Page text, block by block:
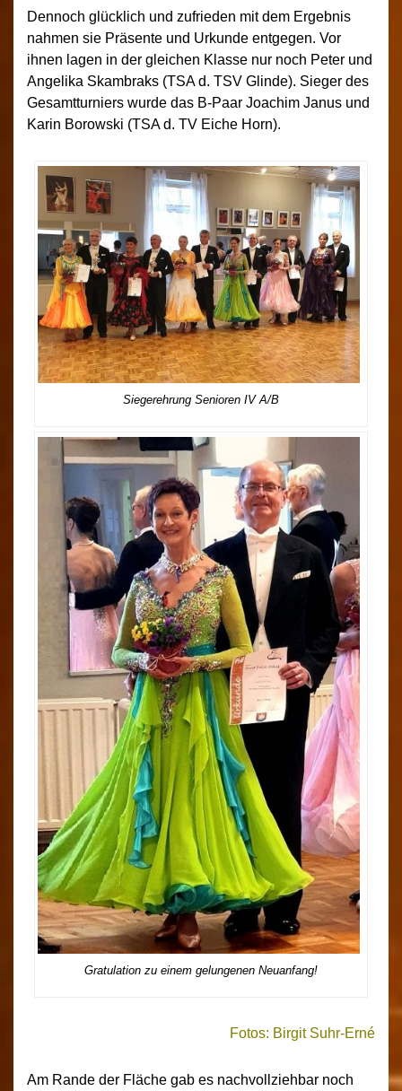
Dennoch glücklich und zufrieden mit dem Ergebnis
nahmen sie Präsente und Urkunde entgegen. Vor
ihnen lagen in der gleichen Klasse nur noch Peter und
Angelika Skambraks (TSA d. TSV Glinde). Sieger des
Gesamtturniers wurde das B-Paar Joachim Janus und
Karin Borowski (TSA d. TV Eiche Horn).
Siegerehrung Senioren IV A/B
Gratulation zu einem gelungenen Neuanfang!
Fotos: Birgit Suhr-Erné
Am Rande der Fläche gab es nachvollziehbar noch